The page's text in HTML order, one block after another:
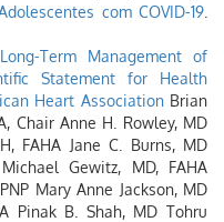
com COVID-19
Term Management of
Statement for Health
Heart AssociationBrian
Chair Anne H. Rowley, MD
FAHA Jane C. Burns, MD
Gewitz, MD, FAHA
Mary Anne Jackson, MD
Pinak B. Shah, MD Tohru